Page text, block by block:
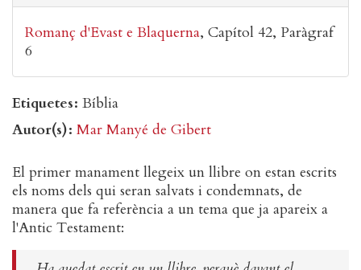
Romanç d'Evast e Blaquerna Capítol 42 Paràgraf
6
Etiquetes Bíblia
Autor(s) Mar Manyé de Gibert
El primer manament llegeix un llibre on estan escrits
els noms dels qui seran salvats i condemnats, de
manera que fa referència a un tema que ja apareix a
l'Antic Testament: